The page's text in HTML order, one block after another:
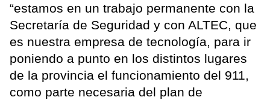
“estamos en un trabajo permanente con la
Secretaría de Seguridad y con ALTEC, que
es nuestra empresa de tecnología, para ir
poniendo a punto en los distintos lugares
de la provincia el funcionamiento del 911,
como parte necesaria del plan de